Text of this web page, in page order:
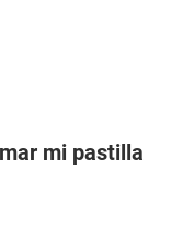
mi pastilla